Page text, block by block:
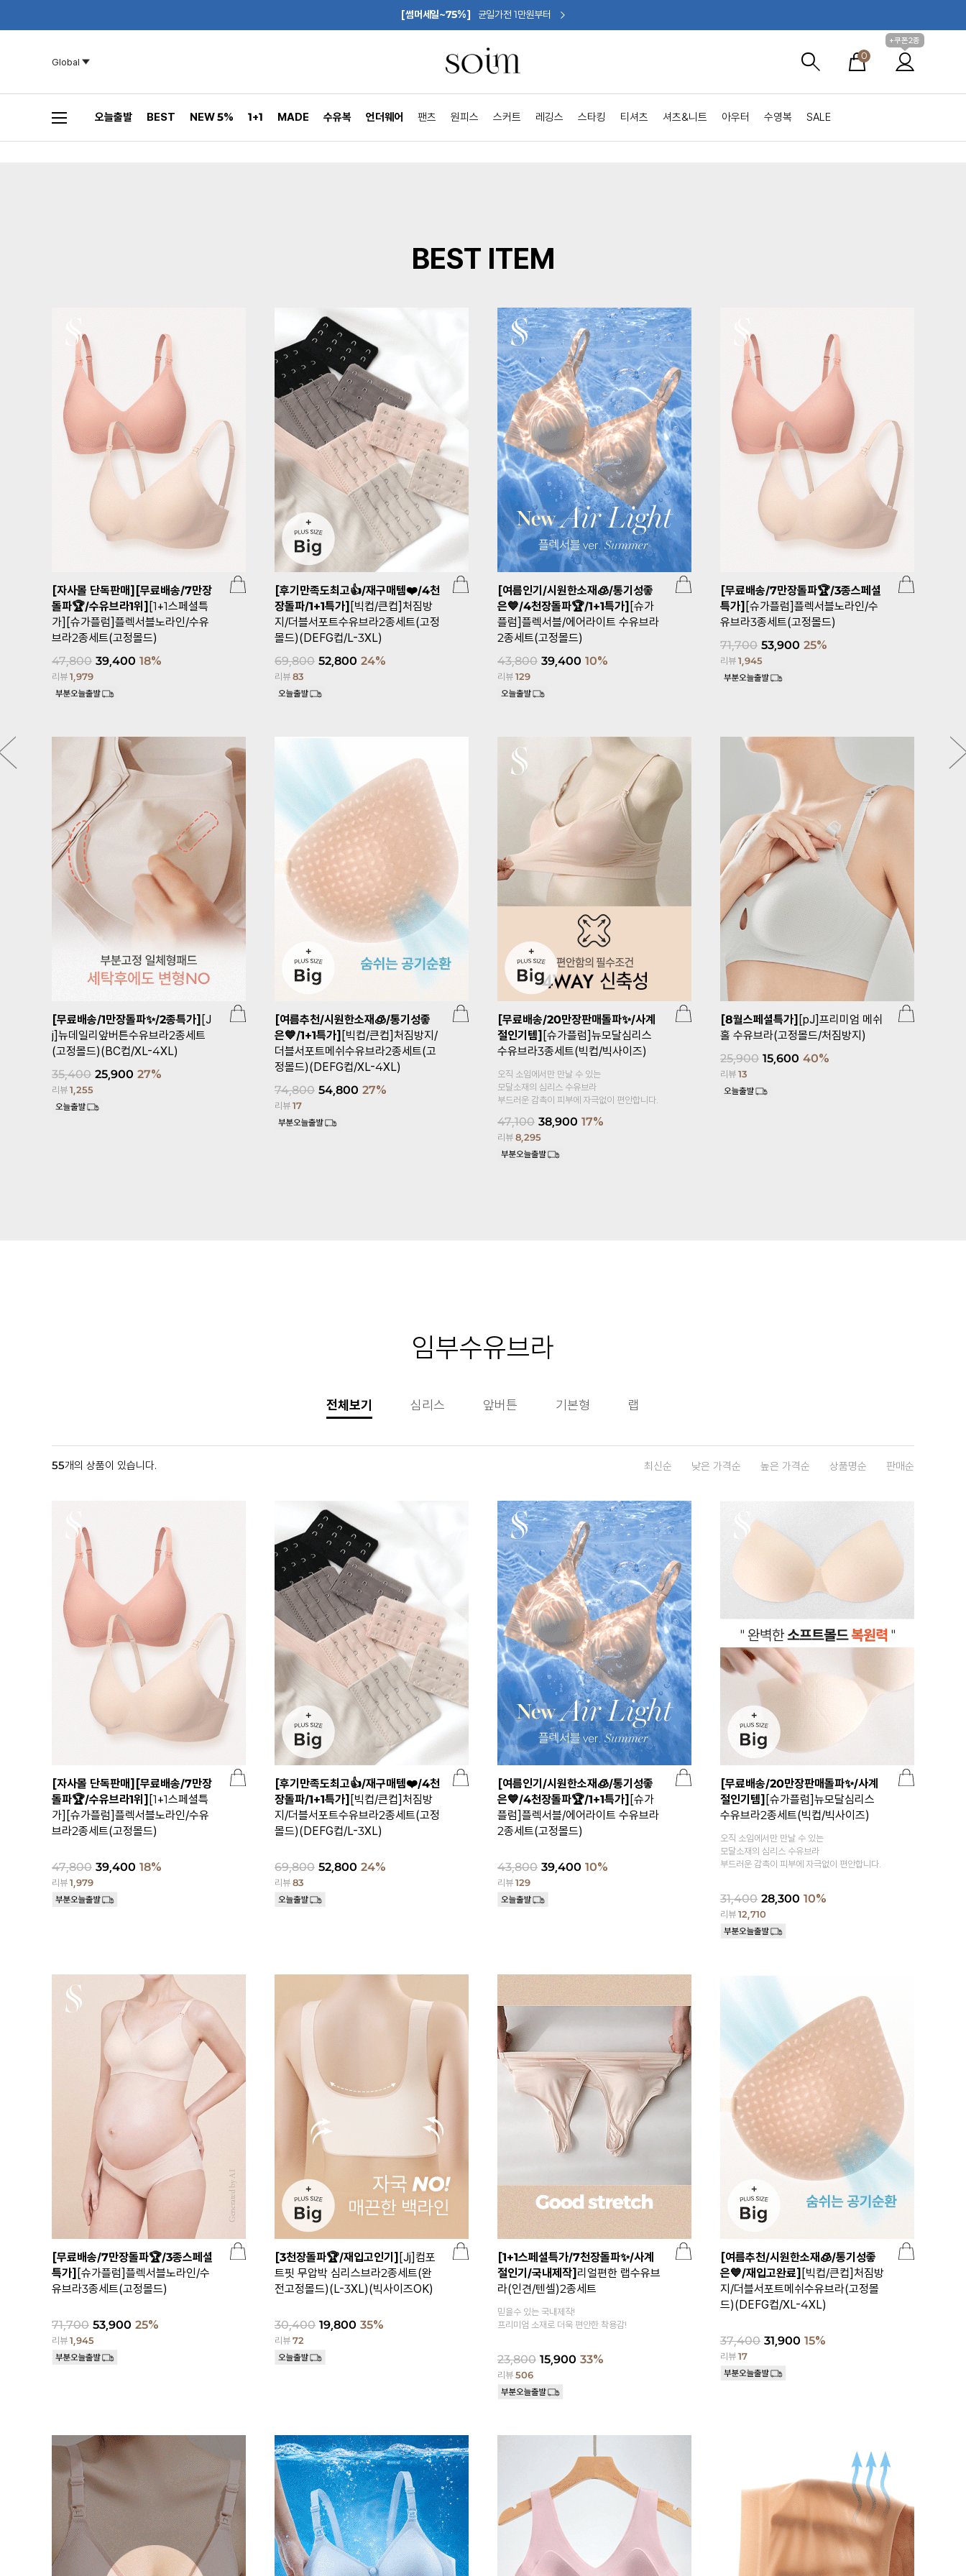
[썸머세일~75%] 균일가전 1만원부터
Global
0
+쿠폰2종
오늘출발 BEST NEW 5% 1+1 MADE 수유복 언더웨어 팬츠 원피스 스커트 레깅스 스타킹 티셔츠 셔츠&니트 아우터 수영복 SALE
BEST ITEM
[자사몰 단독판매][무료배송/7만장
돌파🏆/수유브라1위] [1+1스페셜특
가][슈가플럼]플렉서블노라인/수유
브라2종세트(고정몰드)
47,800 39,400 18%
리뷰 1,979
[후기만족도최고👍/재구매템❤️/4천
장돌파/1+1특가] [빅컵/큰컵]처짐방
지/더블서포트수유브라2종세트(고정
몰드)(DEFG컵/L-3XL)
69,800 52,800 24%
리뷰 83
[여름인기/시원한소재🧊/통기성좋
은💙/4천장돌파🏆/1+1특가] [슈가
플럼]플렉서블/에어라이트 수유브라
2종세트(고정몰드)
43,800 39,400 10%
리뷰 129
[무료배송/7만장돌파🏆/3종스페셜
특가] [슈가플럼]플렉서블노라인/수
유브라3종세트(고정몰드)
71,700 53,900 25%
리뷰 1,945
[무료배송/1만장돌파✨/2종특가] [J
j]뉴데일리앞버튼수유브라2종세트
(고정몰드)(BC컵/XL-4XL)
35,400 25,900 27%
리뷰 1,255
[여름추천/시원한소재🧊/통기성좋
은💙/1+1특가] [빅컵/큰컵]처짐방지/
더블서포트메쉬수유브라2종세트(고
정몰드)(DEFG컵/XL-4XL)
74,800 54,800 27%
리뷰 17
[무료배송/20만장판매돌파✨/사계
절인기템] [슈가플럼]뉴모달심리스
수유브라3종세트(빅컵/빅사이즈)
오직 소임에서만 만날 수 있는
모달소재의 심리스 수유브라
부드러운 감촉이 피부에 자극없이 편안합니다.
47,100 38,900 17%
리뷰 8,295
[8월스페셜특가] [pJ]프리미엄 메쉬
홀 수유브라(고정몰드/처짐방지)
25,900 15,600 40%
리뷰 13
임부수유브라
전체보기 심리스 앞버튼 기본형 랩
55개의 상품이 있습니다. 최신순 낮은 가격순 높은 가격순 상품명순 판매순
[자사몰 단독판매][무료배송/7만장
돌파🏆/수유브라1위] [1+1스페셜특
가][슈가플럼]플렉서블노라인/수유
브라2종세트(고정몰드)
47,800 39,400 18%
리뷰 1,979
[후기만족도최고👍/재구매템❤️/4천
장돌파/1+1특가] [빅컵/큰컵]처짐방
지/더블서포트수유브라2종세트(고정
몰드)(DEFG컵/L-3XL)
69,800 52,800 24%
리뷰 83
[여름인기/시원한소재🧊/통기성좋
은💙/4천장돌파🏆/1+1특가] [슈가
플럼]플렉서블/에어라이트 수유브라
2종세트(고정몰드)
43,800 39,400 10%
리뷰 129
[무료배송/20만장판매돌파✨/사계
절인기템] [슈가플럼]뉴모달심리스
수유브라2종세트(빅컵/빅사이즈)
오직 소임에서만 만날 수 있는
모달소재의 심리스 수유브라
부드러운 감촉이 피부에 자극없이 편안합니다.
31,400 28,300 10%
리뷰 12,710
[무료배송/7만장돌파🏆/3종스페셜
특가] [슈가플럼]플렉서블노라인/수
유브라3종세트(고정몰드)
71,700 53,900 25%
리뷰 1,945
[3천장돌파🏆/재입고인기] [Jj]컴포
트핏 무압박 심리스브라2종세트(완
전고정몰드)(L-3XL)(빅사이즈OK)
30,400 19,800 35%
리뷰 72
[1+1스페셜특가/7천장돌파✨/사계
절인기/국내제작]리얼편한 랩수유브
라(인견/텐셀)2종세트
믿을수 있는 국내제작!
프리미엄 소재로 더욱 편안한 착용감!
23,800 15,900 33%
리뷰 506
[여름추천/시원한소재🧊/통기성좋
은💙/재입고완료] [빅컵/큰컵]처짐방
지/더블서포트메쉬수유브라(고정몰
드)(DEFG컵/XL-4XL)
37,400 31,900 15%
리뷰 17